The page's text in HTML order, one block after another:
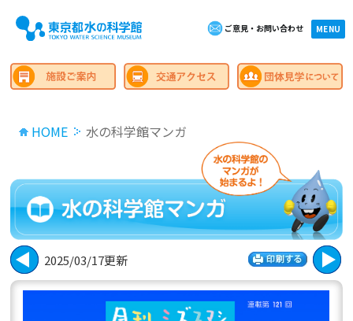
ご意見・お問い合わせ MENU
×close
HOME 水の科学館マンガ
2025/03/17更新